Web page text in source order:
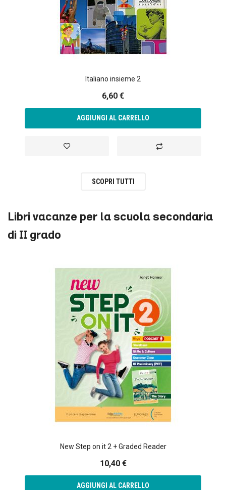
Italiano insieme 2
6,60 €
AGGIUNGI AL CARRELLO
Aggiungi alla lista desideri Aggiungi al confronto
SCOPRI TUTTI
Libri vacanze per la scuola secondaria
di II grado
New Step on it 2 + Graded Reader
10,40 €
AGGIUNGI AL CARRELLO